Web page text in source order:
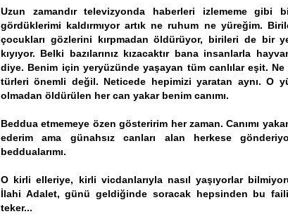
Uzun zamandır televizyonda haberleri izlememe gibi
gördüklerimi kaldırmıyor artık ne ruhum ne yüreğim.
çocukları gözlerini kırpmadan öldürüyor, birileri de bir
kıyıyor. Belki bazılarınız kızacaktır bana insanlarla
diye. Benim için yeryüzünde yaşayan tüm canlılar eşit. Ne
türleri önemli değil. Neticede hepimizi yaratan aynı. O
olmadan öldürülen her can yakar benim canımı.
Beddua etmemeye özen gösteririm her zaman. Canımı
ederim ama günahsız canları alan herkese
beddualarımı.
O kirli elleriye, kirli vicdanlarıyla nasıl yaşıyorlar
İlahi Adalet, günü geldiğinde soracak hepsinden bu
teker...